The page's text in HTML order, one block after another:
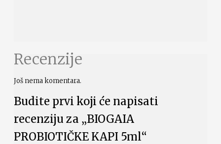
Recenzije
Još nema komentara.
Budite prvi koji će napisati
recenziju za „BIOGAIA
PROBIOTIČKE KAPI 5ml“